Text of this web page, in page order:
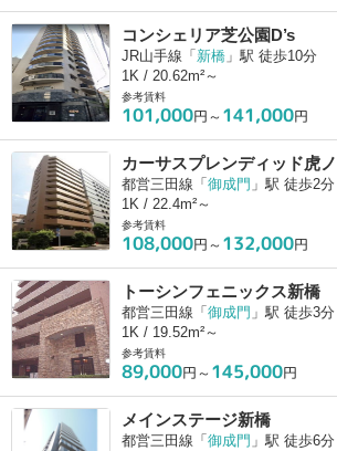
コンシェリア芝公園D’s
JR山手線「 新橋 」駅 徒歩10分
1K / 20.62m²～
参考賃料
101,000円～ 141,000円
カーサスプレンディッド虎
都営三田線「 御成門 」駅 徒歩2分
1K / 22.4m²～
参考賃料
108,000円～ 132,000円
トーシンフェニックス新橋
都営三田線「 御成門 」駅 徒歩3分
1K / 19.52m²～
参考賃料
89,000円～ 145,000円
メインステージ新橋
都営三田線「 御成門 」駅 徒歩6分